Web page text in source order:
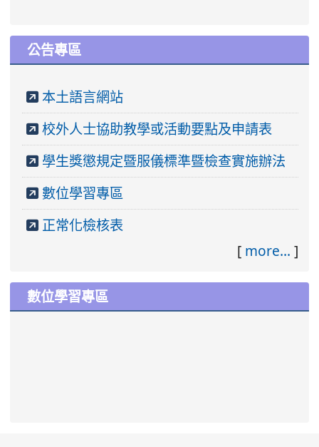
公告專區
本土語言網站
校外人士協助教學或活動要點及申請表
學生獎懲規定暨服儀標準暨檢查實施辦法
數位學習專區
正常化檢核表
[ more... ]
數位學習專區